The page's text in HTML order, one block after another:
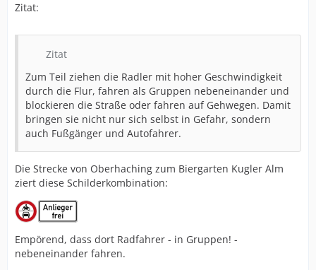
Zitat:
Zitat
Zum Teil ziehen die Radler mit hoher Geschwindigkeit
durch die Flur, fahren als Gruppen nebeneinander und
blockieren die Straße oder fahren auf Gehwegen. Damit
bringen sie nicht nur sich selbst in Gefahr, sondern
auch Fußgänger und Autofahrer.
Die Strecke von Oberhaching zum Biergarten Kugler Alm
ziert diese Schilderkombination:
Empörend, dass dort Radfahrer - in Gruppen! -
nebeneinander fahren.